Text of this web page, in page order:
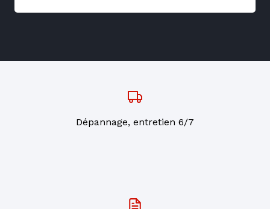
Dépannage, entretien 6/7